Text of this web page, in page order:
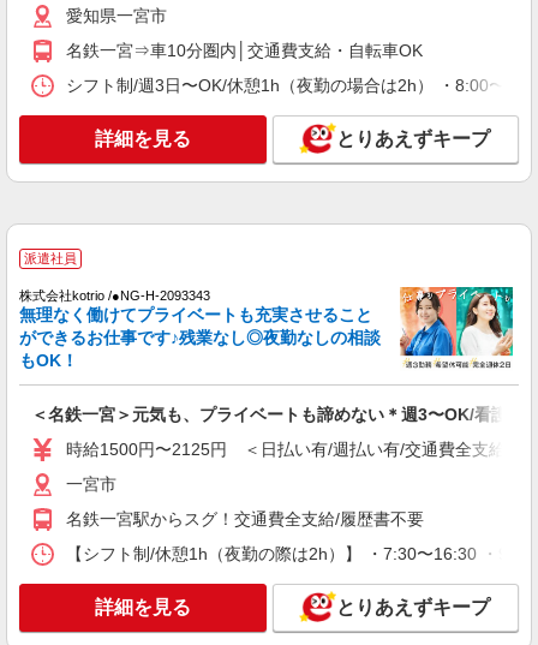
業所一括面談(対面) 1日：10,000円〜14,716円 ・
個別訪問(対面) 1件：4,286円〜5,239円 ・遠隔面
談 1件：1,500〜1,691円 ・電話支援 1件：
1,000円〜1,429円 ・ICTメール支援 1件：500円
します ※交通費・電話代は弊社負担。その他、支
援内容により細則あり。
【活動エリア】愛知県一宮市及びその周辺
詳細を見る
パナソニック エイジフリーケアセンター一宮
〇資格手当 〇職種手当 〇業務手当 〇時間外勤務
手当 〇休日勤務手当 〇無事故無違反表彰金 〇サ
ービス提供8件目以降手当 〇年末年始勤務手当
パナソニック エイジフリーケアセンター一宮
愛知県一宮市平和1-9-1 サンローズ平和2F
詳細を見る
派遣社員 紹介予定派遣
株式会社トラストグロース 中部支社
給：2100円〜2200円
愛知県一宮市奥町
キープ 詳細を見る
愛知県一宮市
名鉄一宮⇒車10分圏内│交通費支給・自転車OK
シフト制/週3日〜OK/休憩1h（夜勤の場合は2h） ・8:00〜
詳細を見る とりあえずキープ
派遣社員
株式会社kotrio /●NG-H-2093343
無理なく働けてプライベートも充実させること
ができるお仕事です♪残業なし◎夜勤なしの相談
もOK！
＜名鉄一宮＞元気も、プライベートも諦めない＊週3〜OK/看護助
時給1500円〜2125円 ＜日払い有/週払い有/交通費全支給(ガ
一宮市
名鉄一宮駅からスグ！交通費全支給/履歴書不要
【シフト制/休憩1h（夜勤の際は2h）】 ・7:30〜16:30 ・
詳細を見る とりあえずキープ